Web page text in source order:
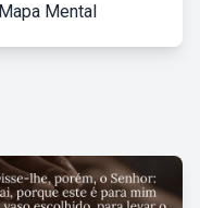
Mental